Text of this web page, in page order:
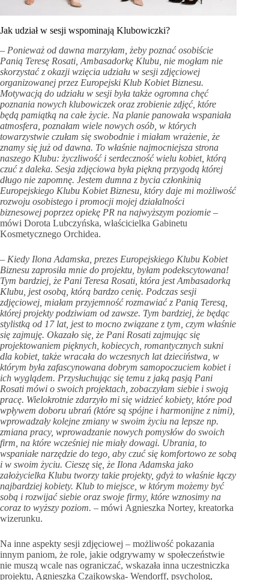
Jak udział w sesji wspominają Klubowiczki?
– Ponieważ od dawna marzyłam, żeby poznać osobiście
Panią Teresę Rosati, Ambasadorkę Klubu, nie mogłam nie
skorzystać z okazji wzięcia udziału w sesji zdjęciowej
organizowanej przez Europejski Klub Kobiet Biznesu.
Motywacją do udziału w sesji była także ogromna chęć
poznania nowych klubowiczek oraz zrobienie zdjęć, które
będą pamiątką na całe życie. Na planie panowała wspaniała
atmosfera, poznałam wiele nowych osób, w których
towarzystwie czułam się swobodnie i miałam wrażenie, że
znamy się już od dawna. To właśnie najmocniejsza strona
naszego Klubu: życzliwość i serdeczność wielu kobiet, którą
czuć z daleka. Sesja zdjęciowa była piękną przygodą której
długo nie zapomnę. Jestem dumna z bycia członkinią
Europejskiego Klubu Kobiet Biznesu, który daje mi możliwość
rozwoju osobistego i promocji mojej działalności
biznesowej poprzez opiekę PR na najwyższym poziomie –
mówi Dorota Lubczyńska, właścicielka Gabinetu
Kosmetycznego Orchidea.
– Kiedy Ilona Adamska, prezes Europejskiego Klubu Kobiet
Biznesu zaprosiła mnie do projektu, byłam podekscytowana!
Tym bardziej, że Pani Teresa Rosati, która jest Ambasadorką
Klubu, jest osobą, którą bardzo cenię. Podczas sesji
zdjęciowej, miałam przyjemność rozmawiać z Panią Teresą,
której projekty podziwiam od zawsze. Tym bardziej, że będąc
stylistką od 17 lat, jest to mocno związane z tym, czym właśnie
się zajmuję. Okazało się, że Pani Rosati zajmując się
projektowaniem pięknych, kobiecych, romantycznych sukni
dla kobiet, także wracała do wczesnych lat dzieciństwa, w
którym była zafascynowana dobrym samopoczuciem kobiet i
ich wyglądem. Przysłuchując się temu z jaką pasją Pani
Rosati mówi o swoich projektach, zobaczyłam siebie i swoją
pracę. Wielokrotnie zdarzyło mi się widzieć kobiety, które pod
wpływem doboru ubrań (które są spójne i harmonijne z nimi),
wprowadzały kolejne zmiany w swoim życiu na lepsze np.
zmiana pracy, wprowadzanie nowych pomysłów do swoich
firm, na które wcześniej nie miały dowagi. Ubrania, to
wspaniałe narzędzie do tego, aby czuć się komfortowo ze sobą
i w swoim życiu. Cieszę się, że Ilona Adamska jako
założycielka Klubu tworzy takie projekty, gdyż to właśnie łączy
najbardziej kobiety. Klub to miejsce, w którym możemy być
sobą i rozwijać siebie oraz swoje firmy, które wznosimy na
coraz to wyższy poziom. – mówi Agnieszka Nortey, kreatorka
wizerunku.
Na inne aspekty sesji zdjęciowej – możliwość pokazania
innym paniom, że role, jakie odgrywamy w społeczeństwie
nie muszą wcale nas ograniczać, wskazała inna uczestniczka
projektu, Agnieszka Czajkowska- Wendorff, psycholog,